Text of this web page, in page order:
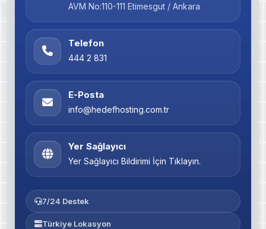
AVM No:110-111 Etimesgut / Ankara
Telefon
444 2 831
E-Posta
info@hedefhosting.com.tr
Yer Sağlayıcı
Yer Sağlayıcı Bildirimi İçin Tıklayın.
7/24 Destek
Türkiye Lokasyon